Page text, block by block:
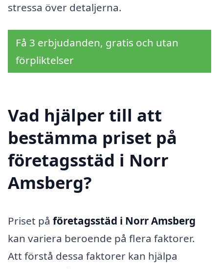
stressa över detaljerna.
Få 3 erbjudanden, gratis och utan
förpliktelser
Vad hjälper till att
bestämma priset på
företagsstäd i Norr
Amsberg?
Priset på företagsstäd i Norr Amsberg
kan variera beroende på flera faktorer.
Att förstå dessa faktorer kan hjälpa